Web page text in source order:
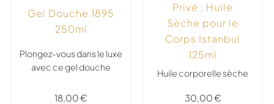
Gel Douche 1895
250ml
Plongez-vous dans le luxe
avec ce gel douche
18,00€
Privé : Huile
Sèche pour le
Corps Istanbul
125ml
Huile corporelle sèche
30,00€